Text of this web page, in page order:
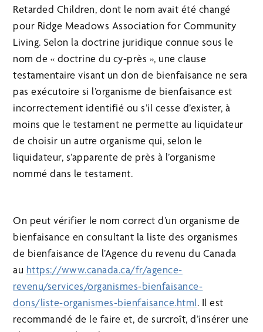
Retarded Children, dont le nom avait été changé
pour Ridge Meadows Association for Community
Living. Selon la doctrine juridique connue sous le
nom de « doctrine du cy-près », une clause
testamentaire visant un don de bienfaisance ne sera
pas exécutoire si l’organisme de bienfaisance est
incorrectement identifié ou s’il cesse d’exister, à
moins que le testament ne permette au liquidateur
de choisir un autre organisme qui, selon le
liquidateur, s’apparente de près à l’organisme
nommé dans le testament.
On peut vérifier le nom correct d’un organisme de
bienfaisance en consultant la liste des organismes
de bienfaisance de l’Agence du revenu du Canada
au https://www.canada.ca/fr/agence-
revenu/services/organismes-bienfaisance-
dons/liste-organismes-bienfaisance.html. Il est
recommandé de le faire et, de surcroît, d’insérer une